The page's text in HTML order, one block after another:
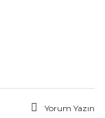
Yorum Yazın